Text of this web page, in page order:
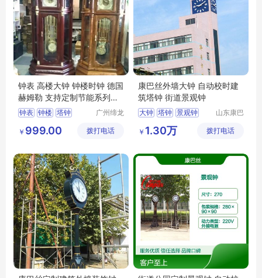
钟表 高楼大钟 钟楼时钟 德国
赫姆勒 支持定制节能系列以
信为本
钟表 钟楼 塔钟
广州缔龙
公司
￥ 999.00 拨打电话
康巴丝外墙大钟 自动校时建
筑塔钟 街道景观钟
大钟 塔钟 景观钟
山东康巴
限公司
￥ 1.30万 拨打电话